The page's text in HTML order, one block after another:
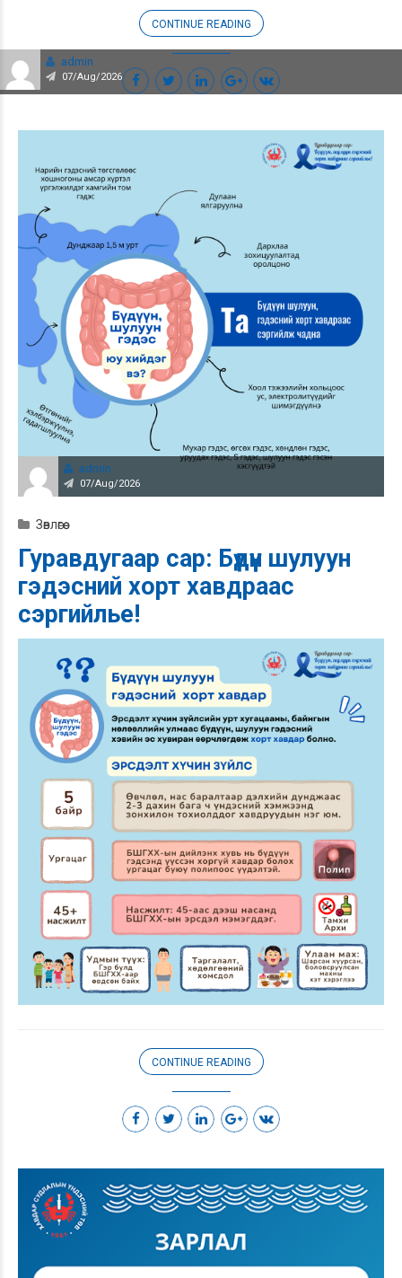
admin
07/Aug/2026
CONTINUE READING
admin
07/Aug/2026
Зөвлөгөө
Гуравдугаар сар: Бүдүүн шулуун
гэдэсний хорт хавдраас
сэргийлье!
CONTINUE READING